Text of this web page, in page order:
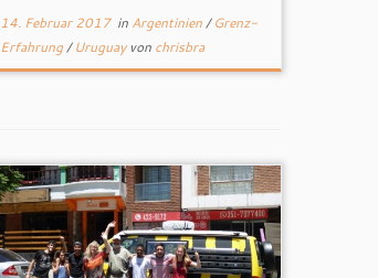
14. Februar 2017in Argentinien/Grenz-
Erfahrung/Uruguay von chrisbra